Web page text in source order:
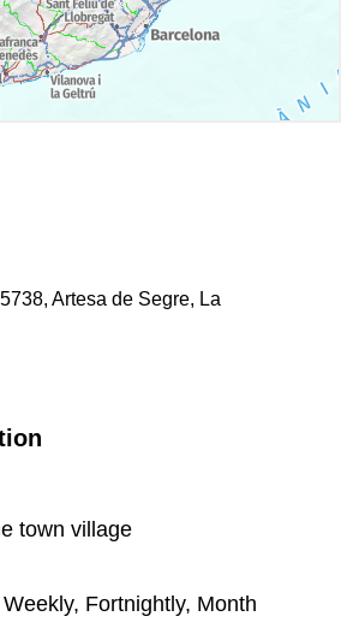
Artesa de Segre, La
town village
Fortnightly, Month